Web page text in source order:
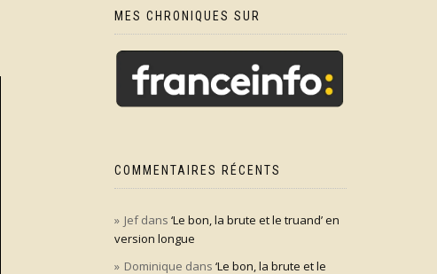
MES CHRONIQUES SUR
COMMENTAIRES RÉCENTS
Jefdans ‘Le bon, la brute et le truand’ en
version longue
Dominique dans ‘Le bon, la brute et le